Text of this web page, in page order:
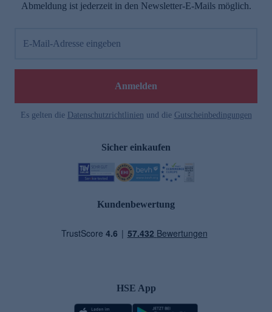
Abmeldung ist jederzeit in den Newsletter-E-Mails möglich.
E-Mail-Adresse eingeben
Anmelden
Es gelten die Datenschutzrichtlinien und die Gutscheinbedingungen
Sicher einkaufen
Kundenbewertung
HSE App